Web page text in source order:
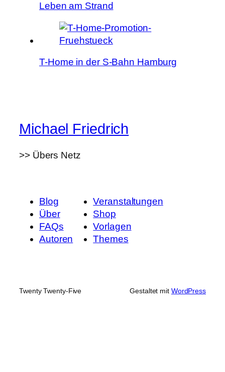
Leben am Strand
T-Home in der S-Bahn Hamburg
Michael Friedrich
>> Übers Netz
Blog
Über
FAQs
Autoren
Veranstaltungen
Shop
Vorlagen
Themes
Twenty Twenty-Five Gestaltet mit WordPress